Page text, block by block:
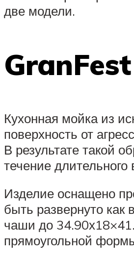
две модели.
Кухонная мойка из
поверхность от
В результате такой
течение длительного
Изделие оснащено
быть развернуто
чаши до
прямоугольной